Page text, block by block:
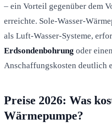
– ein Vorteil gegenüber dem
erreichte. Sole-Wasser-
als Luft-Wasser-Systeme,
Erdsondenbohrung oder einen
Anschaffungskosten deutlich
Preise 2026: Was
Wärmepumpe?